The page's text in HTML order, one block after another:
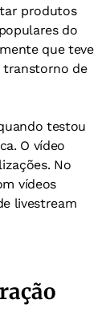
produtos
do
que teve
transtorno de
testou
O vídeo
No
vídeos
livestream